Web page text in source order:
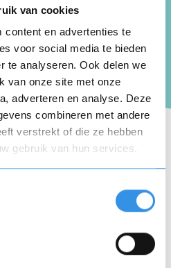
van cookies
content en advertenties te
voor social media te bieden
te analyseren. Ook delen we
van onze site met onze
adverteren en analyse. Deze
combineren met andere
verstrekt of die ze hebben
gebruik van hun services.
je geld niet en vraag
een gratis
opzeggen per direkt